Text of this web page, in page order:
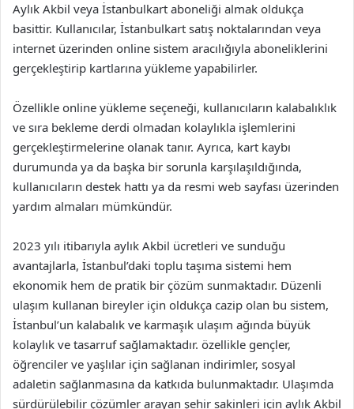
Aylık Akbil veya İstanbulkart aboneliği almak oldukça
basittir. Kullanıcılar, İstanbulkart satış noktalarından veya
internet üzerinden online sistem aracılığıyla aboneliklerini
gerçekleştirip kartlarına yükleme yapabilirler.
Özellikle online yükleme seçeneği, kullanıcıların kalabalıklık
ve sıra bekleme derdi olmadan kolaylıkla işlemlerini
gerçekleştirmelerine olanak tanır. Ayrıca, kart kaybı
durumunda ya da başka bir sorunla karşılaşıldığında,
kullanıcıların destek hattı ya da resmi web sayfası üzerinden
yardım almaları mümkündür.
2023 yılı itibarıyla aylık Akbil ücretleri ve sunduğu
avantajlarla, İstanbul’daki toplu taşıma sistemi hem
ekonomik hem de pratik bir çözüm sunmaktadır. Düzenli
ulaşım kullanan bireyler için oldukça cazip olan bu sistem,
İstanbul’un kalabalık ve karmaşık ulaşım ağında büyük
kolaylık ve tasarruf sağlamaktadır. özellikle gençler,
öğrenciler ve yaşlılar için sağlanan indirimler, sosyal
adaletin sağlanmasına da katkıda bulunmaktadır. Ulaşımda
sürdürülebilir çözümler arayan şehir sakinleri için aylık Akbil